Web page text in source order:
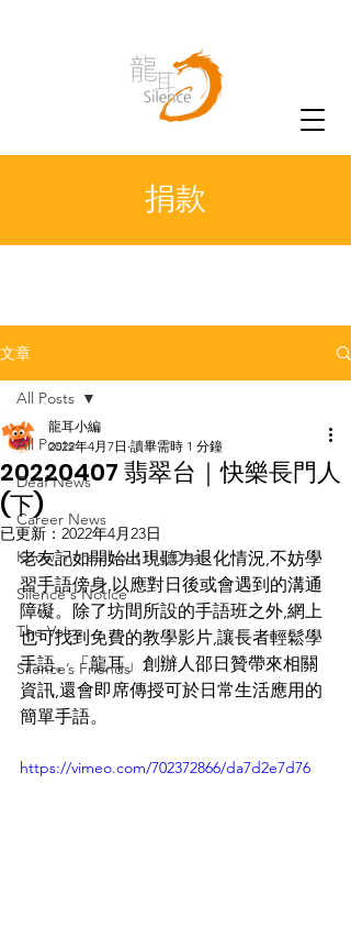
捐款
文章
All Posts
Deaf News
Career News
Know more about the Deaf
Silence's Notice
The Voice
Silence’s Friends
All Posts
20220407 翡翠台｜快樂長門人
(下)
龍耳小編
2022年4月7日 讀畢需時 1 分鐘
已更新： 2022年4月23日
老友記如開始出現聽力退化情況,不妨學
習手語傍身,以應對日後或會遇到的溝通
障礙。除了坊間所設的手語班之外,網上
也可找到免費的教學影片,讓長者輕鬆學
手語。「龍耳」創辦人邵日贊帶來相關
資訊,還會即席傳授可於日常生活應用的
簡單手語。
https://vimeo.com/702372866/da7d2e7d76